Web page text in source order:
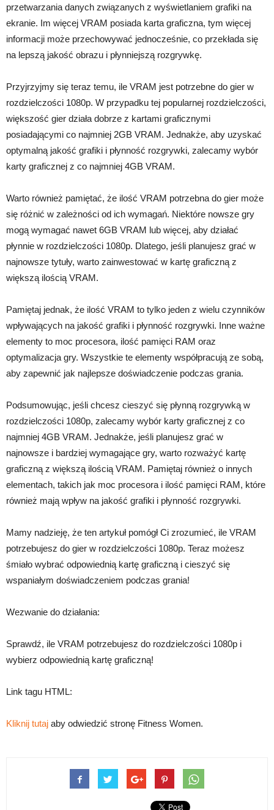
przetwarzania danych związanych z wyświetlaniem grafiki na
ekranie. Im więcej VRAM posiada karta graficzna, tym więcej
informacji może przechowywać jednocześnie, co przekłada się
na lepszą jakość obrazu i płynniejszą rozgrywkę.
Przyjrzyjmy się teraz temu, ile VRAM jest potrzebne do gier w
rozdzielczości 1080p. W przypadku tej popularnej rozdzielczości,
większość gier działa dobrze z kartami graficznymi
posiadającymi co najmniej 2GB VRAM. Jednakże, aby uzyskać
optymalną jakość grafiki i płynność rozgrywki, zalecamy wybór
karty graficznej z co najmniej 4GB VRAM.
Warto również pamiętać, że ilość VRAM potrzebna do gier może
się różnić w zależności od ich wymagań. Niektóre nowsze gry
mogą wymagać nawet 6GB VRAM lub więcej, aby działać
płynnie w rozdzielczości 1080p. Dlatego, jeśli planujesz grać w
najnowsze tytuły, warto zainwestować w kartę graficzną z
większą ilością VRAM.
Pamiętaj jednak, że ilość VRAM to tylko jeden z wielu czynników
wpływających na jakość grafiki i płynność rozgrywki. Inne ważne
elementy to moc procesora, ilość pamięci RAM oraz
optymalizacja gry. Wszystkie te elementy współpracują ze sobą,
aby zapewnić jak najlepsze doświadczenie podczas grania.
Podsumowując, jeśli chcesz cieszyć się płynną rozgrywką w
rozdzielczości 1080p, zalecamy wybór karty graficznej z co
najmniej 4GB VRAM. Jednakże, jeśli planujesz grać w
najnowsze i bardziej wymagające gry, warto rozważyć kartę
graficzną z większą ilością VRAM. Pamiętaj również o innych
elementach, takich jak moc procesora i ilość pamięci RAM, które
również mają wpływ na jakość grafiki i płynność rozgrywki.
Mamy nadzieję, że ten artykuł pomógł Ci zrozumieć, ile VRAM
potrzebujesz do gier w rozdzielczości 1080p. Teraz możesz
śmiało wybrać odpowiednią kartę graficzną i cieszyć się
wspaniałym doświadczeniem podczas grania!
Wezwanie do działania:
Sprawdź, ile VRAM potrzebujesz do rozdzielczości 1080p i
wybierz odpowiednią kartę graficzną!
Link tagu HTML:
Kliknij tutaj aby odwiedzić stronę Fitness Women.